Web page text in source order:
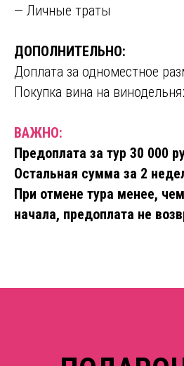
— Личные траты
ДОПОЛНИТЕЛЬНО:
Доплата за одноместное
Покупка вина на
ВАЖНО:
Предоплата за тур 30 000
Остальная сумма за 2
При отмене тура менее,
начала, предоплата не